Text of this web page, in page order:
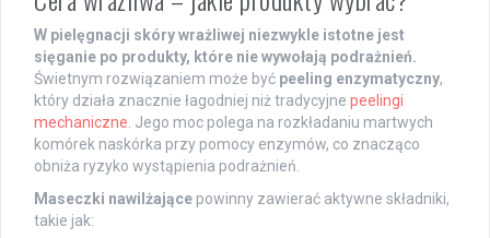
W pielęgnacji skóry wrażliwej niezwykle istotne jest
sięganie po produkty, które nie wywołają podrażnień.
Świetnym rozwiązaniem może być peeling enzymatyczny,
który działa znacznie łagodniej niż tradycyjne peelingi
mechaniczne. Jego moc polega na rozkładaniu martwych
komórek naskórka przy pomocy enzymów, co znacząco
obniża ryzyko wystąpienia podrażnień.
Maseczki nawilżające powinny zawierać aktywne składniki,
takie jak: